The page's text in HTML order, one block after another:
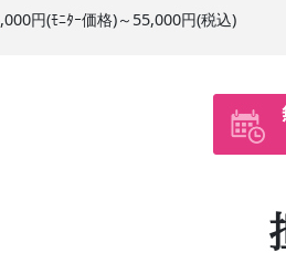
円(ﾓﾆﾀｰ価格)～55,000円(税込)